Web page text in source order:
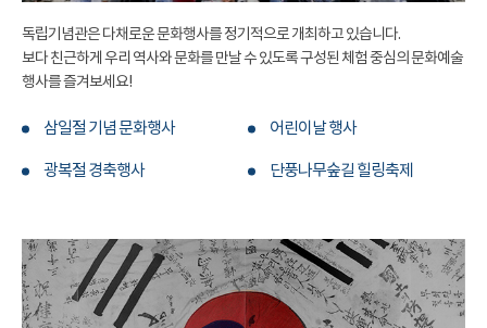
독립기념관은 다채로운 문화행사를 정기적으로 개최하고 있습니다.
보다 친근하게 우리 역사와 문화를 만날 수 있도록 구성된 체험 중심의 문화예술
행사를 즐겨보세요!
삼일절 기념 문화행사 어린이날 행사
광복절 경축행사 단풍나무숲길 힐링축제